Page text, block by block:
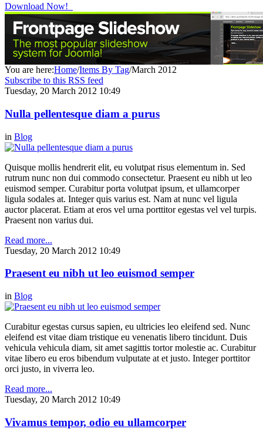
Download Now!
You are here:Home/Items By Tag/March 2012
Subscribe to this RSS feed
Tuesday, 20 March 2012 10:49
Nulla pellentesque diam a purus
in Blog
Quisque mollis hendrerit elit, eu volutpat risus elementum in. Sed
rutrum nunc non dui commodo consectetur. Praesent eu nibh ut leo
euismod semper. Curabitur porta volutpat ipsum, et ullamcorper
ligula sodales at. Integer quis varius est. Nam at nunc vel ligula
auctor placerat. Etiam at eros vel urna porttitor egestas vel vel turpis.
Praesent non varius dui.
Read more...
Tuesday, 20 March 2012 10:49
Praesent eu nibh ut leo euismod semper
in Blog
Curabitur egestas cursus sapien, eu ultricies leo eleifend sed. Nunc
eleifend est vitae diam tristique eu venenatis libero tincidunt. Duis
vehicula vehicula diam, sit amet sagittis tortor molestie ac. Curabitur
vitae libero eu eros bibendum vulputate at et justo. Integer porttitor
orci justo, in viverra leo.
Read more...
Tuesday, 20 March 2012 10:49
Vivamus tempor, odio eu ullamcorper